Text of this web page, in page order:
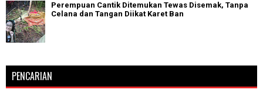
Perempuan Cantik Ditemukan Tewas Disemak, Tanpa
Celana dan Tangan Diikat Karet Ban
PENCARIAN